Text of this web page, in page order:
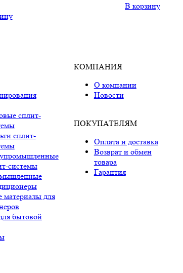
В корзину
сплит-
сплит-
системы
материалы для
бытовой
КОМПАНИЯ
О компании
Новости
ПОКУПАТЕЛЯМ
Оплата и доставка
Возврат и обмен
товара
Гарантия